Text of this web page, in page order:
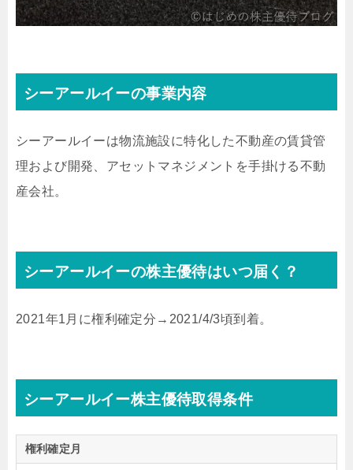
シーアールイーの事業内容
シーアールイーは物流施設に特化した不動産の賃貸管
理および開発、アセットマネジメントを手掛ける不動
産会社。
シーアールイーの株主優待はいつ届く？
2021年1月に権利確定分→2021/4/3頃到着。
シーアールイー株主優待取得条件
権利確定月